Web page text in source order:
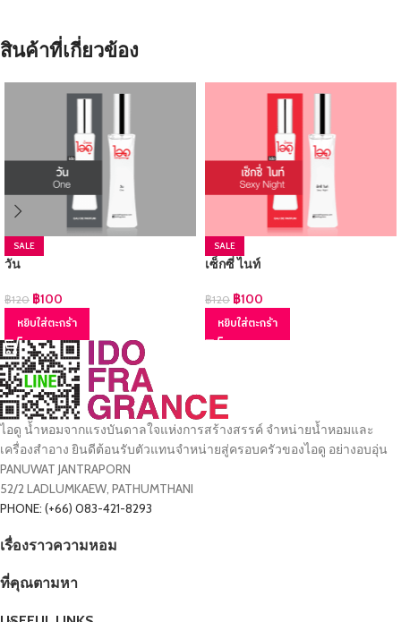
สินค้าที่เกี่ยวข้อง
SALE
วัน
฿120 ฿100
หยิบใส่ตะกร้า
SALE
เซ็กซี่ ไนท์
฿120 ฿100
หยิบใส่ตะกร้า
ไอดู น้ำหอมจากแรงบันดาลใจแห่งการสร้างสรรค์ จำหน่ายน้ำหอมและ
เครื่องสำอาง ยินดีต้อนรับตัวแทนจำหน่ายสู่ครอบครัวของไอดู อย่างอบอุ่น
PANUWAT JANTRAPORN
52/2 LADLUMKAEW, PATHUMTHANI
PHONE: (+66) 083-421-8293
เรื่องราวความหอม
ที่คุณตามหา